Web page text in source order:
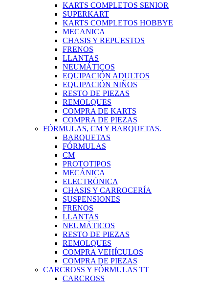
KARTS COMPLETOS SENIOR
SUPERKART
KARTS COMPLETOS HOBBYE
MECANICA
CHASIS Y REPUESTOS
FRENOS
LLANTAS
NEUMÁTICOS
EQUIPACIÓN ADULTOS
EQUIPACIÓN NIÑOS
RESTO DE PIEZAS
REMOLQUES
COMPRA DE KARTS
COMPRA DE PIEZAS
FÓRMULAS, CM Y BARQUETAS.
BARQUETAS
FÓRMULAS
CM
PROTOTIPOS
MECÁNICA
ELECTRÓNICA
CHASIS Y CARROCERÍA
SUSPENSIONES
FRENOS
LLANTAS
NEUMÁTICOS
RESTO DE PIEZAS
REMOLQUES
COMPRA VEHÍCULOS
COMPRA DE PIEZAS
CARCROSS Y FÓRMULAS TT
CARCROSS